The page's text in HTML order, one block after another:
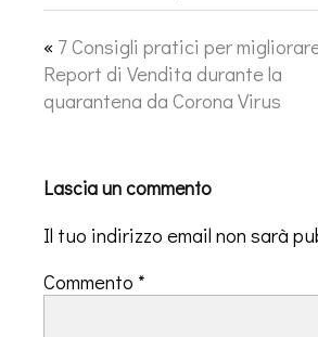
« 7 Consigli pratici per
Report di Vendita durante la
quarantena da Corona Virus
Lascia un commento
Il tuo indirizzo email non sarà
Commento *